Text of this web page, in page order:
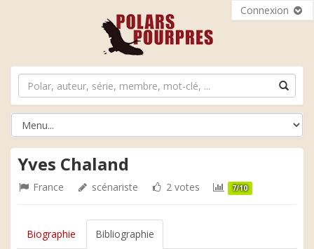
Connexion
Yves Chaland
France scénariste 2 votes 7/10
Biographie Bibliographie